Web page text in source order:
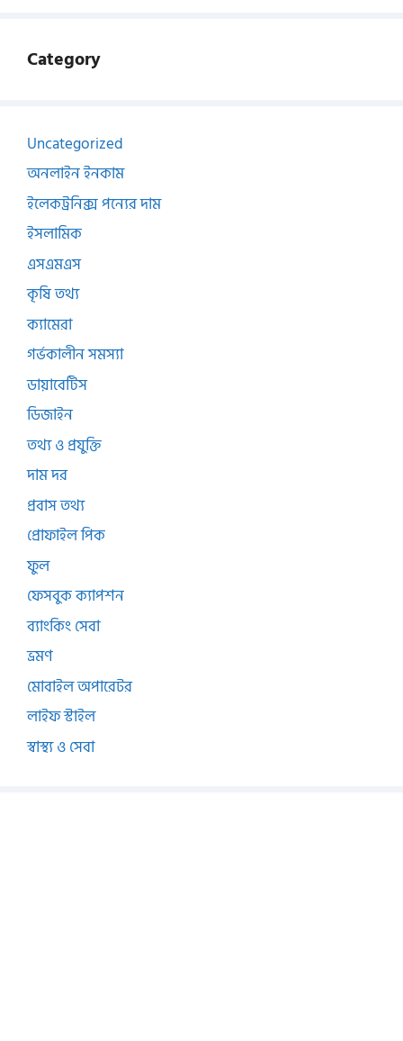
Category
Uncategorized
অনলাইন ইনকাম
ইলেকট্রনিক্স পন্যের দাম
ইসলামিক
এসএমএস
কৃষি তথ্য
ক্যামেরা
গর্ভকালীন সমস্যা
ডায়াবেটিস
ডিজাইন
তথ্য ও প্রযুক্তি
দাম দর
প্রবাস তথ্য
প্রোফাইল পিক
ফুল
ফেসবুক ক্যাপশন
ব্যাংকিং সেবা
ভ্রমণ
মোবাইল অপারেটর
লাইফ স্টাইল
স্বাস্থ্য ও সেবা